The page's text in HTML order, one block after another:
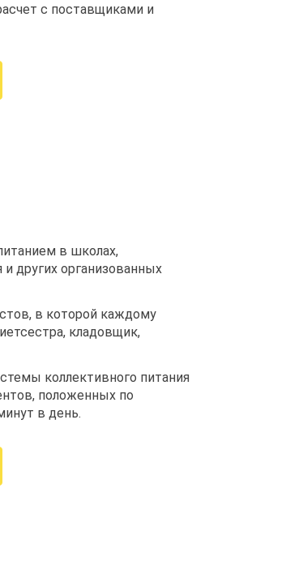
с поставщиками и
в школах,
и других организованных
в которой каждому
кладовщик,
коллективного питания
положенных по
в день.